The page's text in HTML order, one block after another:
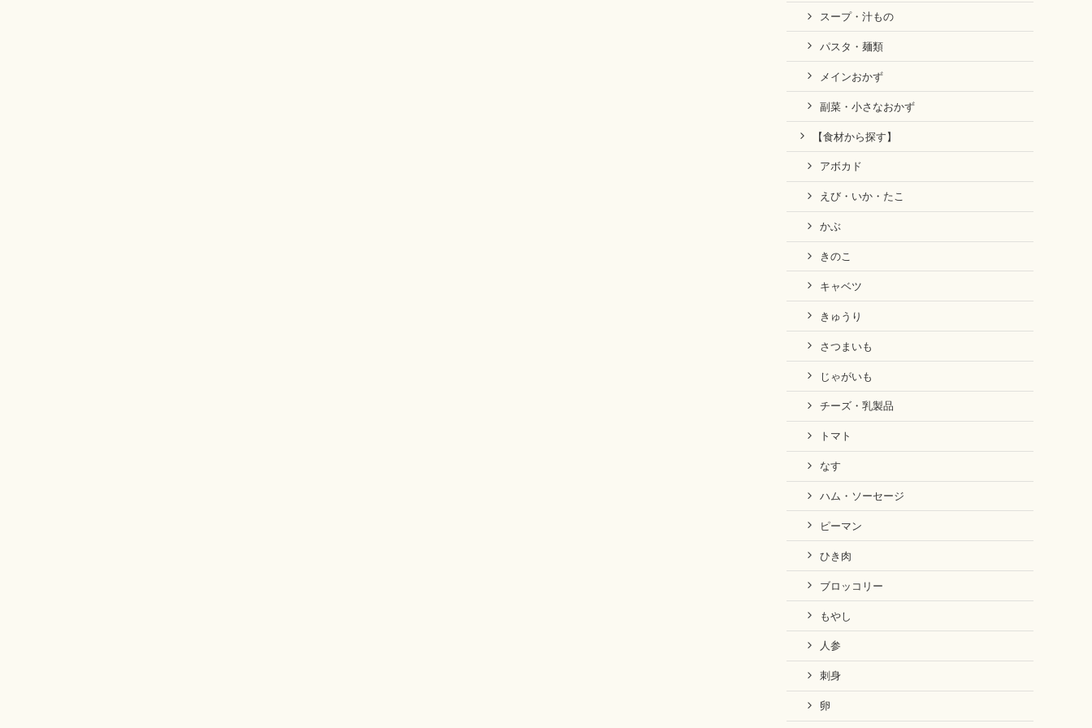
スープ・汁もの
パスタ・麺類
メインおかず
副菜・小さなおかず
【食材から探す】
アボカド
えび・いか・たこ
かぶ
きのこ
キャベツ
きゅうり
さつまいも
じゃがいも
チーズ・乳製品
トマト
なす
ハム・ソーセージ
ピーマン
ひき肉
ブロッコリー
もやし
人参
刺身
卵